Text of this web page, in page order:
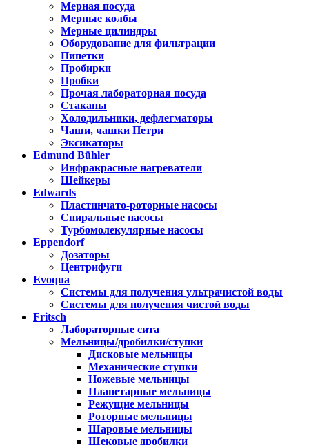
Мерная посуда
Мерные колбы
Мерные цилиндры
Оборудование для фильтрации
Пипетки
Пробирки
Пробки
Прочая лабораторная посуда
Стаканы
Холодильники, дефлегматоры
Чаши, чашки Петри
Эксикаторы
Edmund Bühler
Инфракрасные нагреватели
Шейкеры
Edwards
Пластинчато-роторные насосы
Спиральные насосы
Турбомолекулярные насосы
Eppendorf
Дозаторы
Центрифуги
Evoqua
Системы для получения ультрачистой воды
Системы для получения чистой воды
Fritsch
Лабораторные сита
Мельницы/дробилки/ступки
Дисковые мельницы
Механические ступки
Ножевые мельницы
Планетарные мельницы
Режущие мельницы
Роторные мельницы
Шаровые мельницы
Щековые дробилки